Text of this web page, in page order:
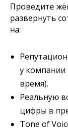
Проведите
развернуть
на:
у компании
время).
Реальную
цифры в
Tone of